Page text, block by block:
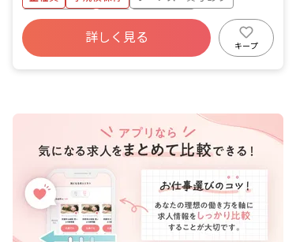
社会保険完備
有給
残業少なめ
昇給昇進あり
産休育休制度
車通勤可
詳しく見る
キープ